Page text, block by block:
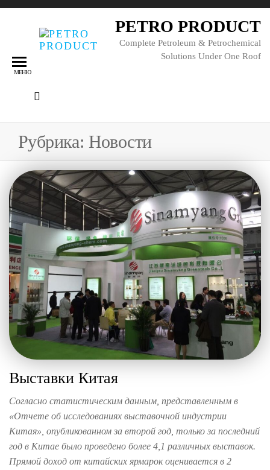
PETRO PRODUCT
Complete Petroleum & Petrochemical
Solutions Under One Roof
МЕНЮ
Рубрика: Новости
Выставки Китая
Согласно статистическим данным, представленным в
«Отчете об исследованиях выставочной индустрии
Китая», опубликованном за второй год, только за последний
год в Китае было проведено более 4,1 различных выставок.
Прямой доход от китайских ярмарок оценивается в 2